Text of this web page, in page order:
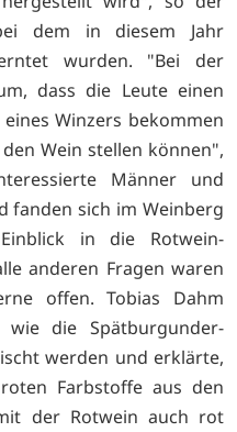
dem in diesem Jahr
wurden. "Bei der
dass die Leute einen
Winzers bekommen
Wein stellen können",
Männer und
fanden sich im Weinberg
in die Rotwein-
anderen Fragen waren
offen. Tobias Dahm
die Spätburgunder-
werden und erklärte,
Farbstoffe aus den
der Rotwein auch rot